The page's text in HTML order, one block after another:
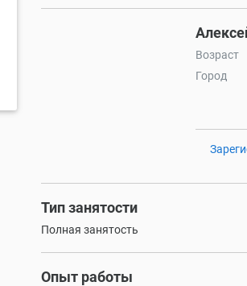
Возраст
Город
Тип занятости
Полная занятость
Опыт работы